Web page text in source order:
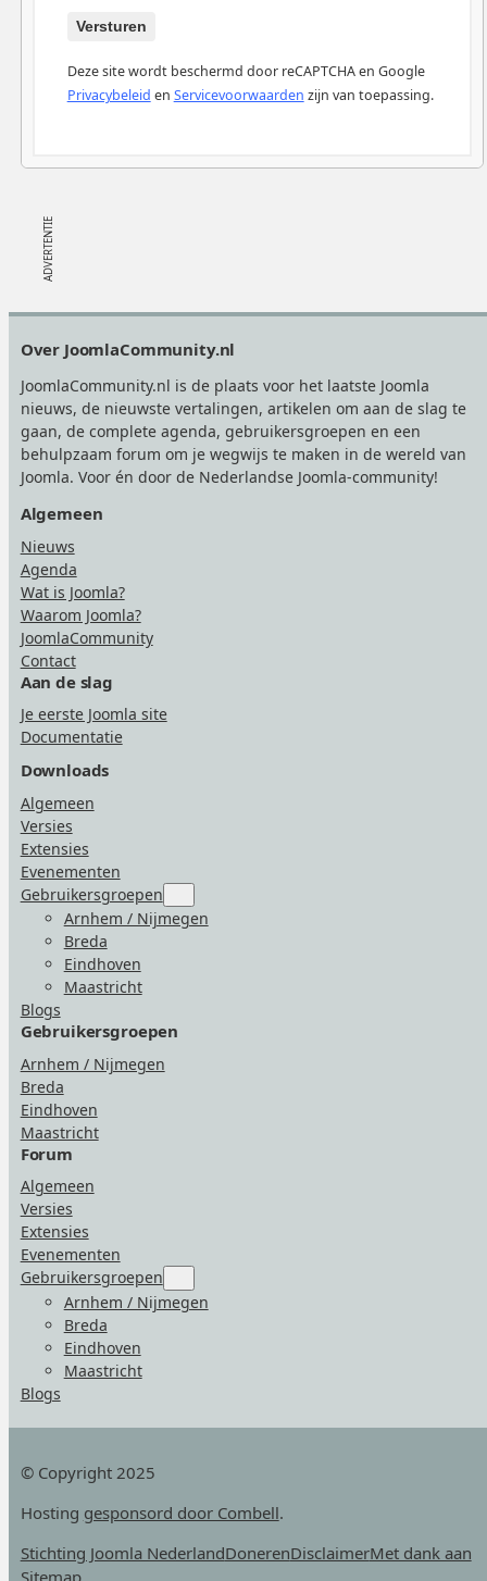
Versturen
Deze site wordt beschermd door reCAPTCHA en Google
Privacybeleid en Servicevoorwaarden zijn van toepassing.
Over JoomlaCommunity.nl
JoomlaCommunity.nl is de plaats voor het laatste Joomla
nieuws, de nieuwste vertalingen, artikelen om aan de slag te
gaan, de complete agenda, gebruikersgroepen en een
behulpzaam forum om je wegwijs te maken in de wereld van
Joomla. Voor én door de Nederlandse Joomla-community!
Algemeen
Nieuws
Agenda
Wat is Joomla?
Waarom Joomla?
JoomlaCommunity
Contact
Aan de slag
Je eerste Joomla site
Documentatie
Downloads
Algemeen
Versies
Extensies
Evenementen
Gebruikersgroepen
for
“Gebruikersgroepen”
Arnhem / Nijmegen
Breda
Eindhoven
Maastricht
Blogs
Gebruikersgroepen
Arnhem / Nijmegen
Breda
Eindhoven
Maastricht
Forum
Algemeen
Versies
Extensies
Evenementen
Gebruikersgroepen
for
“Gebruikersgroepen”
Arnhem / Nijmegen
Breda
Eindhoven
Maastricht
Blogs
© Copyright 2025
Hosting gesponsord door Combell.
Stichting Joomla NederlandDonerenDisclaimerMet dank aan
Sitemap